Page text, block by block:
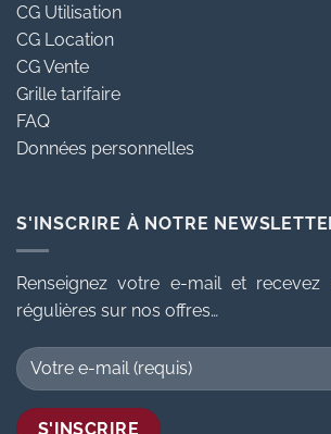
CG Utilisation
CG Location
CG Vente
Grille tarifaire
FAQ
Données personnelles
S'INSCRIRE À NOTRE
Renseignez votre e-mail et recevez
régulières sur nos offres…